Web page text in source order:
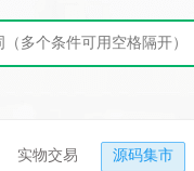
实物交易 源码集市